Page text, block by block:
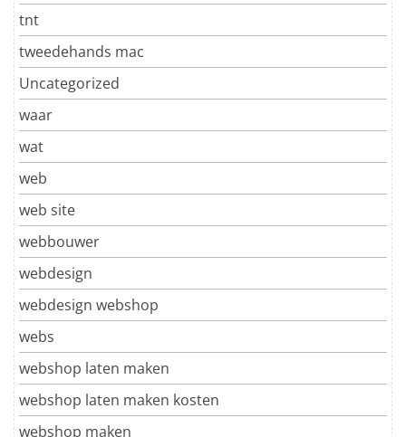
tnt
tweedehands mac
Uncategorized
waar
wat
web
web site
webbouwer
webdesign
webdesign webshop
webs
webshop laten maken
webshop laten maken kosten
webshop maken